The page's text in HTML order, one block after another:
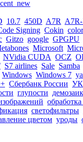
10.7 450D A7R
Signing Cokin
Gitzo google GPGPU
Microsoft
NVidia CUDA OCZ
S7 airlines Sale Samba
Windows Windows 7
Сбербанк России
глупости
светофильтры
цветом уроды